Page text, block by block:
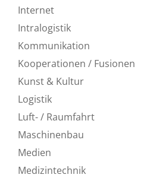
Internet
Intralogistik
Kommunikation
Kooperationen / Fusionen
Kunst & Kultur
Logistik
Luft- / Raumfahrt
Maschinenbau
Medien
Medizintechnik